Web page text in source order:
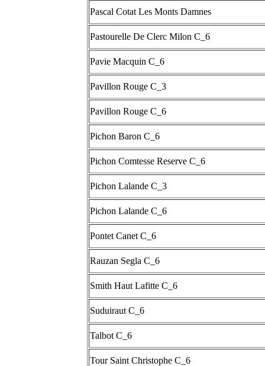
Pascal Cotat Les Monts Damnes
Pastourelle De Clerc Milon C_6
Pavie Macquin C_6
Pavillon Rouge C_3
Pavillon Rouge C_6
Pichon Baron C_6
Pichon Comtesse Reserve C_6
Pichon Lalande C_3
Pichon Lalande C_6
Pontet Canet C_6
Rauzan Segla C_6
Smith Haut Lafitte C_6
Suduiraut C_6
Talbot C_6
Tour Saint Christophe C_6